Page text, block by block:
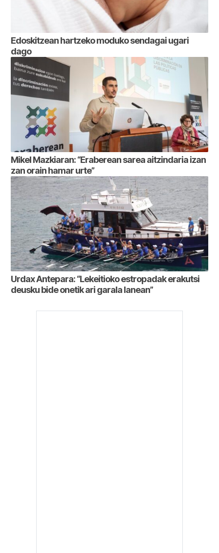
Edoskitzean hartzeko moduko sendagai ugari
dago
Mikel Mazkiaran: “Eraberean sarea aitzindaria izan
zan orain hamar urte”
Urdax Antepara: “Lekeitioko estropadak erakutsi
deusku bide onetik ari garala lanean”